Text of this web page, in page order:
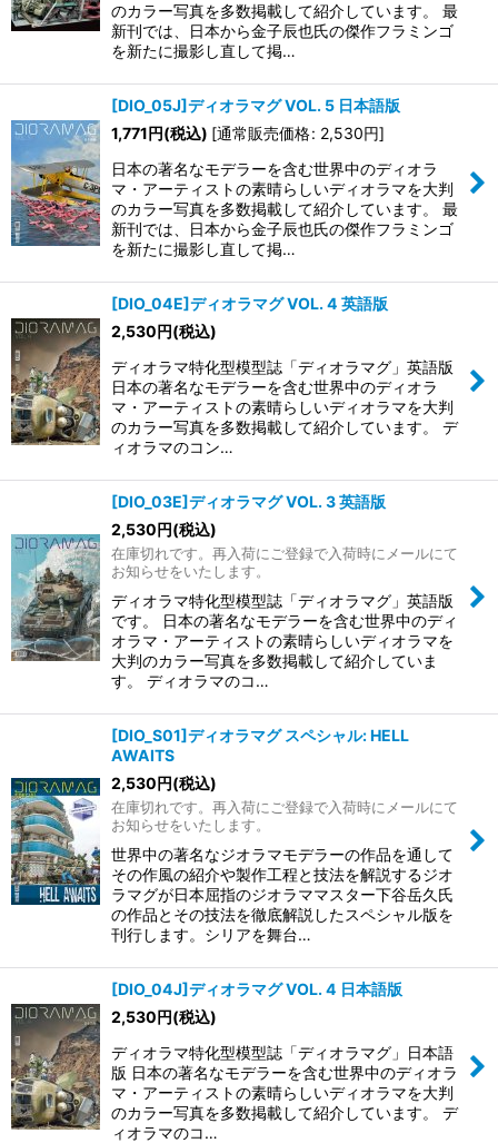
のカラー写真を多数掲載して紹介しています。 最
新刊では、日本から金子辰也氏の傑作フラミンゴ
を新たに撮影し直して掲…
[DIO_05J]ディオラマグ VOL. 5 日本語版
1,771円(税込) [通常販売価格: 2,530円]
日本の著名なモデラーを含む世界中のディオラ
マ・アーティストの素晴らしいディオラマを大判
のカラー写真を多数掲載して紹介しています。 最
新刊では、日本から金子辰也氏の傑作フラミンゴ
を新たに撮影し直して掲…
[DIO_04E]ディオラマグ VOL. 4 英語版
2,530円(税込)
ディオラマ特化型模型誌「ディオラマグ」英語版
日本の著名なモデラーを含む世界中のディオラ
マ・アーティストの素晴らしいディオラマを大判
のカラー写真を多数掲載して紹介しています。 デ
ィオラマのコン…
[DIO_03E]ディオラマグ VOL. 3 英語版
2,530円(税込)
在庫切れです。再入荷にご登録で入荷時にメールにて
お知らせをいたします。
ディオラマ特化型模型誌「ディオラマグ」英語版
です。 日本の著名なモデラーを含む世界中のディ
オラマ・アーティストの素晴らしいディオラマを
大判のカラー写真を多数掲載して紹介していま
す。 ディオラマのコ…
[DIO_S01]ディオラマグ スペシャル: HELL
AWAITS
2,530円(税込)
在庫切れです。再入荷にご登録で入荷時にメールにて
お知らせをいたします。
世界中の著名なジオラマモデラーの作品を通して
その作風の紹介や製作工程と技法を解説するジオ
ラマグが日本屈指のジオラママスター下谷岳久氏
の作品とその技法を徹底解説したスペシャル版を
刊行します。シリアを舞台…
[DIO_04J]ディオラマグ VOL. 4 日本語版
2,530円(税込)
ディオラマ特化型模型誌「ディオラマグ」日本語
版 日本の著名なモデラーを含む世界中のディオラ
マ・アーティストの素晴らしいディオラマを大判
のカラー写真を多数掲載して紹介しています。 デ
ィオラマのコ…